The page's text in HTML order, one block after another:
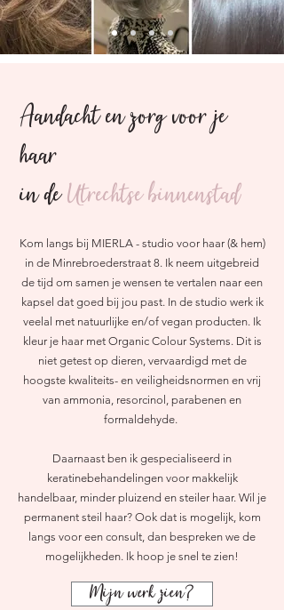
Aandacht en zorg voor je
haar
in deUtrechtse binnenstad
Kom langs bij MIERLA - studio voor haar (& hem)
in de Minrebroederstraat 8. Ik neem uitgebreid
de tijd om samen je wensen te vertalen naar een
kapsel dat goed bij jou past. In de studio werk ik
veelal met natuurlijke en/of vegan producten. Ik
kleur je haar met Organic Colour Systems. Dit is
niet getest op dieren, vervaardigd met de
hoogste kwaliteits- en veiligheidsnormen en vrij
van ammonia, resorcinol, parabenen en
formaldehyde.
Daarnaast ben ik gespecialiseerd in
keratinebehandelingen voor makkelijk
handelbaar, minder pluizend en steiler haar. Wil je
permanent steil haar? Ook dat is mogelijk, kom
langs voor een consult, dan bespreken we de
mogelijkheden. Ik hoop je snel te zien!
Mijn werk zien?